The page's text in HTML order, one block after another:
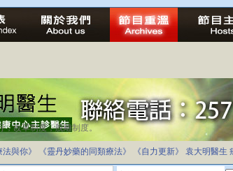
，改革制度，脫離制度。
眾有實質性解決問題的方案，歡迎各位聽眾提出。
法與你》
《靈丹妙藥的同類療法》 《自力更新》 袁大明醫生